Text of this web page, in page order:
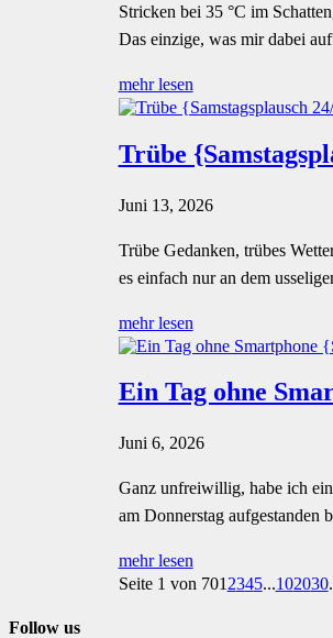
Stricken bei 35 °C im
Das einzige, was mir dabei
mehr lesen
Trübe
Juni 13, 2026
Trübe Gedanken, trübes
es einfach nur an dem
mehr lesen
Ein Tag ohne
Juni 6, 2026
Ganz unfreiwillig, habe ich
am Donnerstag aufgestanden
mehr lesen
Seite 1 von 701 2345...102030
Follow us